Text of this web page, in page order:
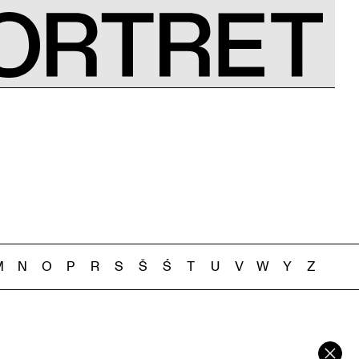
N O P R S Š Ś T U V W Y Z